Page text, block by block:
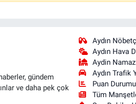
gündem
ve daha pek çok
Aydın
Aydın Hava
Aydin
Aydın Trafik
Puan
Tüm